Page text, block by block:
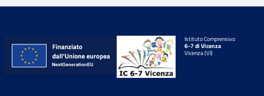
Istituto Comprensivo
6-7 di Vicenza
Vicenza (VI)